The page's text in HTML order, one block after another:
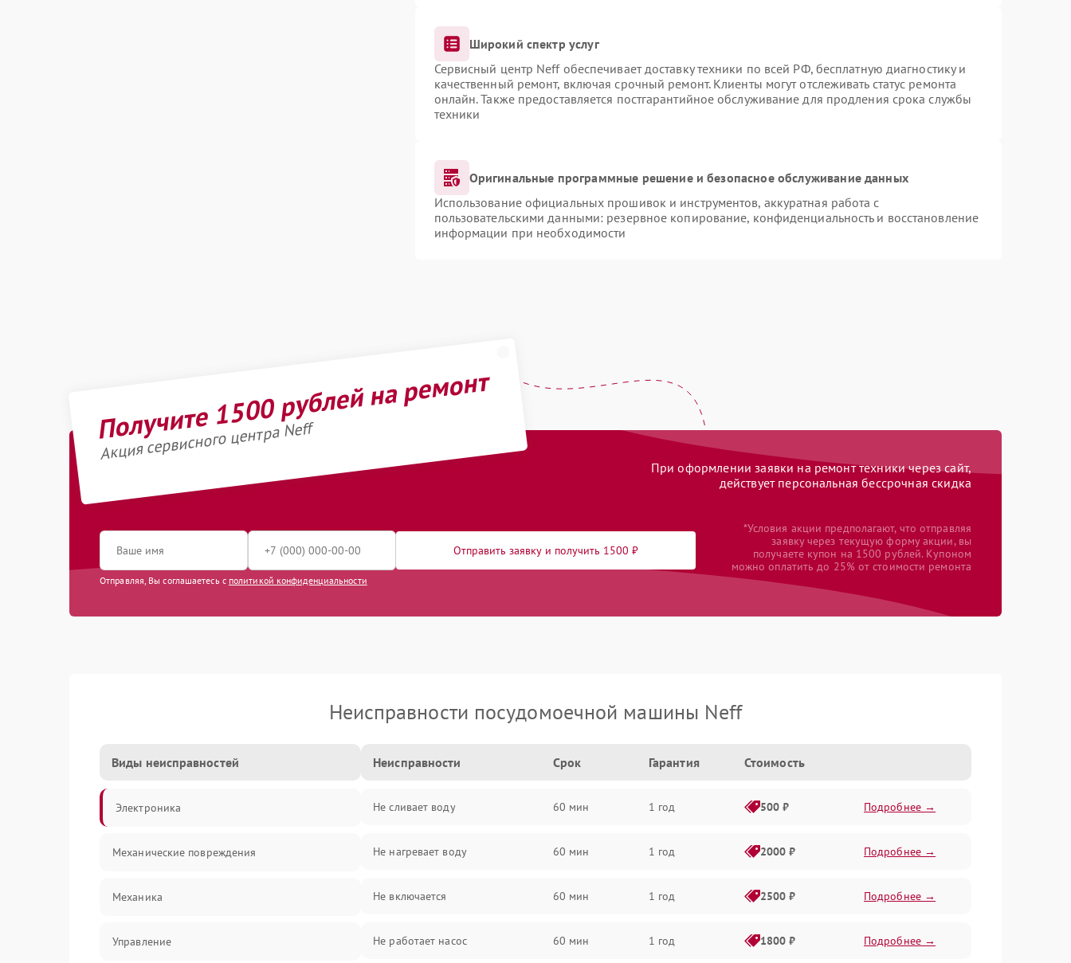
Широкий спектр услуг
Сервисный центр Neff обеспечивает доставку техники по всей РФ, бесплатную диагностику и
качественный ремонт, включая срочный ремонт. Клиенты могут отслеживать статус ремонта
онлайн. Также предоставляется постгарантийное обслуживание для продления срока службы
техники
Оригинальные программные решение и безопасное обслуживание данных
Использование официальных прошивок и инструментов, аккуратная работа с
пользовательскими данными: резервное копирование, конфиденциальность и восстановление
информации при необходимости
Получите 1500 рублей на ремонт
Акция сервисного центра Neff
При оформлении заявки на ремонт техники через сайт,
действует персональная бессрочная скидка
Отправить заявку и получить 1500 ₽
Отправляя, Вы соглашаетесь с политикой конфиденциальности
*Условия акции предполагают, что отправляя
заявку через текущую форму акции, вы
получаете купон на 1500 рублей. Купоном
можно оплатить до 25% от стоимости ремонта
Неисправности посудомоечной машины Neff
Виды неисправностей
Электроника
Механические повреждения
Механика
Управление
Неисправности Срок Гарантия Стоимость
Не сливает воду 60 мин 1 год 500 ₽ Подробнее →
Не нагревает воду 60 мин 1 год 2000 ₽ Подробнее →
Не включается 60 мин 1 год 2500 ₽ Подробнее →
Не работает насос 60 мин 1 год 1800 ₽ Подробнее →